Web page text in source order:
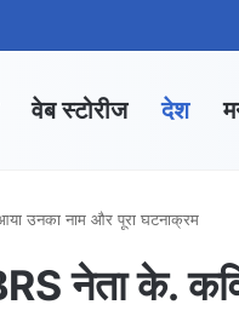
Group
वेब स्टोरीज देश
उनका नाम और पूरा घटनाक्रम
नेता के.